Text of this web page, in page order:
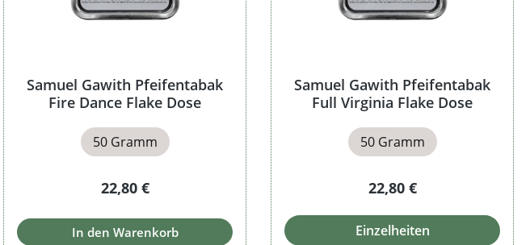
Samuel Gawith Pfeifentabak
Fire Dance Flake Dose
50 Gramm
Regulärer Preis:
22,80 €
In den Warenkorb
Samuel Gawith Pfeifentabak
Full Virginia Flake Dose
50 Gramm
Regulärer Preis:
22,80 €
Einzelheiten